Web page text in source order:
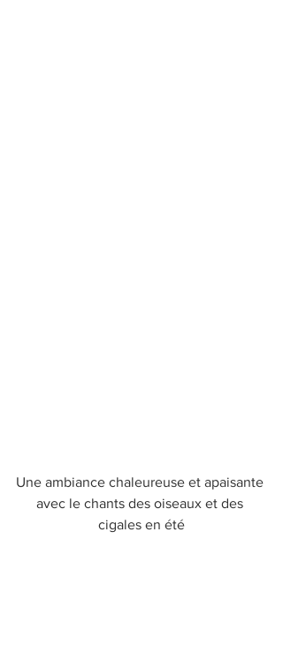
Une ambiance chaleureuse et apaisante
avec le chants des oiseaux et des
cigales en été